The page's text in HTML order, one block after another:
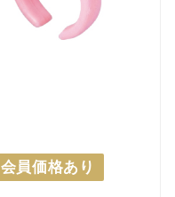
会員価格あり